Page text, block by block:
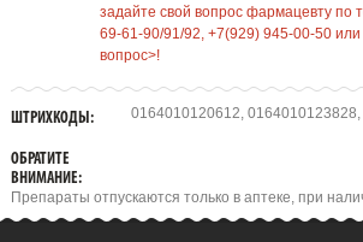
задайте свой вопрос фармацевту по
69-61-90/91/92, +7(929) 945-00-50
вопрос>!
ШТРИХКОДЫ: 0164010120612,
ОБРАТИТЕ
ВНИМАНИЕ:
Препараты отпускаются только в аптеке, при